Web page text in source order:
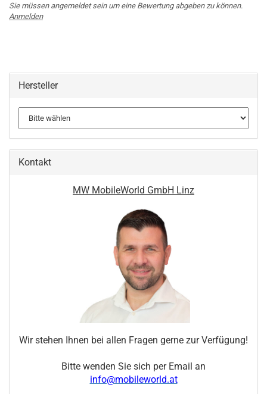
Sie müssen angemeldet sein um eine Bewertung abgeben zu können.
Anmelden
Hersteller
Kontakt
MW MobileWorld GmbH Linz
Wir stehen Ihnen bei allen Fragen gerne zur Verfügung!
Bitte wenden Sie sich per Email an
info@mobileworld.at